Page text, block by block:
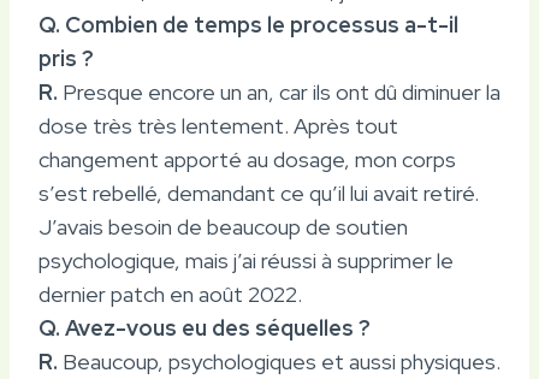
Q. Combien de temps le processus a-t-il
pris ?
R. Presque encore un an, car ils ont dû diminuer la
dose très très lentement. Après tout
changement apporté au dosage, mon corps
s’est rebellé, demandant ce qu’il lui avait retiré.
J’avais besoin de beaucoup de soutien
psychologique, mais j’ai réussi à supprimer le
dernier patch en août 2022.
Q. Avez-vous eu des séquelles ?
R. Beaucoup, psychologiques et aussi physiques.